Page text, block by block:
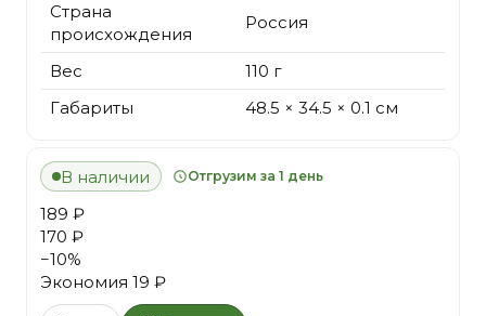
Страна
происхождения
Россия
Вес
110 г
Габариты
48.5 × 34.5 × 0.1 см
В наличии Отгрузим за 1 день
189 ₽
170 ₽
−10%
Экономия 19 ₽